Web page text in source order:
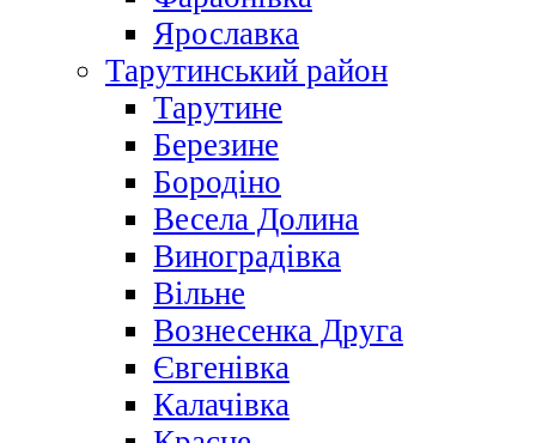
Ярославка
Тарутинський район
Тарутине
Березине
Бородіно
Весела Долина
Виноградівка
Вільне
Вознесенка Друга
Євгенівка
Калачівка